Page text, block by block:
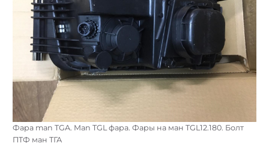
Фара man TGA. Man TGL фара. Фары на ман TGL12.180. Болт
ПТФ ман ТГА